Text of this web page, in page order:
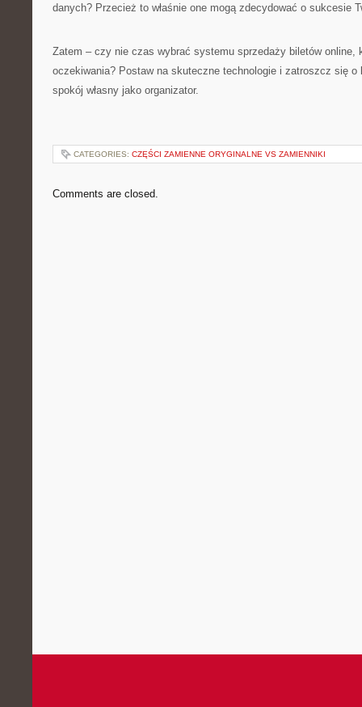
danych? Przecież to właśnie one mogą zdecydować o sukcesie
Zatem – czy nie czas wybrać systemu sprzedaży biletów online,
oczekiwania? Postaw na skuteczne technologie i zatroszcz się
spokój własny jako organizator.
CATEGORIES: CZĘŚCI ZAMIENNE ORYGINALNE VS ZAMIENNIKI
Comments are closed.